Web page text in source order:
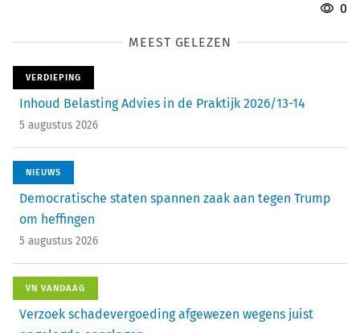
0
MEEST GELEZEN
VERDIEPING
Inhoud Belasting Advies in de Praktijk 2026/13-14
5 augustus 2026
NIEUWS
Democratische staten spannen zaak aan tegen Trump
om heffingen
5 augustus 2026
VN VANDAAG
Verzoek schadevergoeding afgewezen wegens juist